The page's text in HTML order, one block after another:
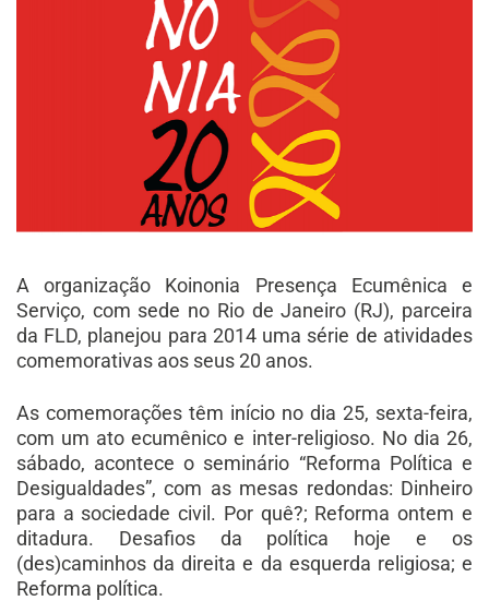
A organização Koinonia Presença Ecumênica e
Serviço, com sede no Rio de Janeiro (RJ), parceira
da FLD, planejou para 2014 uma série de atividades
comemorativas aos seus 20 anos.
As comemorações têm início no dia 25, sexta-feira,
com um ato ecumênico e inter-religioso. No dia 26,
sábado, acontece o seminário “Reforma Política e
Desigualdades”, com as mesas redondas: Dinheiro
para a sociedade civil. Por quê?; Reforma ontem e
ditadura. Desafios da política hoje e os
(des)caminhos da direita e da esquerda religiosa; e
Reforma política.